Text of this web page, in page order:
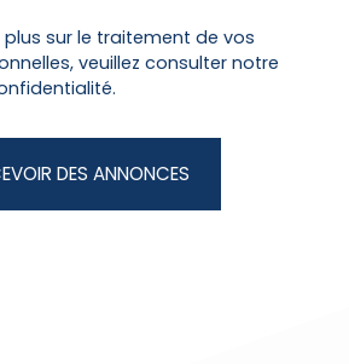
plus sur le traitement de vos
veuillez consulter notre
.
DES ANNONCES